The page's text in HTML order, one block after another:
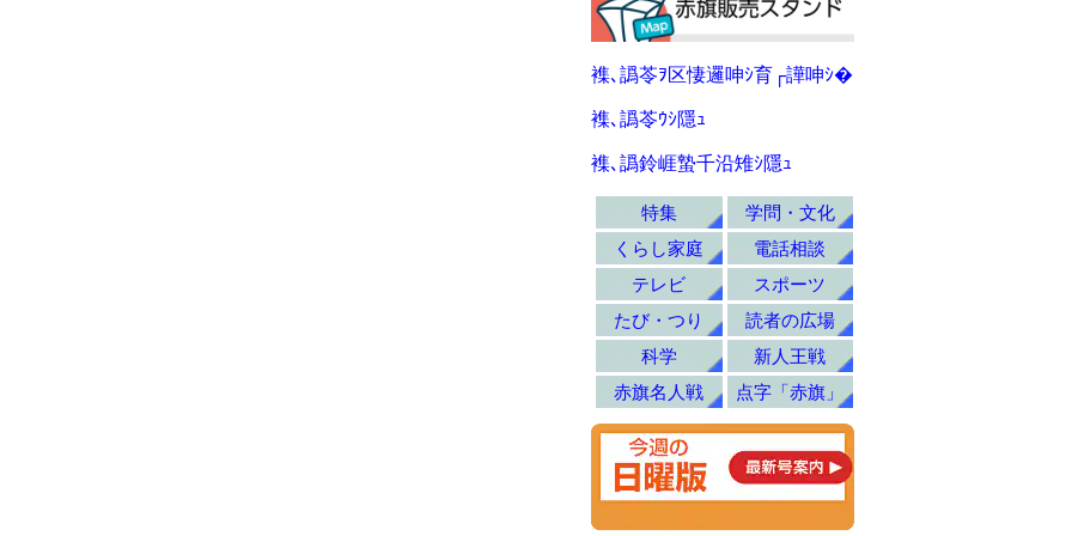
襍､譌苓ｦ区悽邏呻ｼ育┌譁呻ｼ�
襍､譌苓ｳｼ隱ｭ
襍､譌鈴崕蟄千沿雉ｼ隱ｭ
特集
学問・文化
くらし家庭
電話相談
テレビ
スポーツ
たび・つり
読者の広場
科学
新人王戦
赤旗名人戦
点字「赤旗」